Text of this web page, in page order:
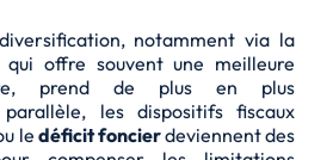
notamment via la
qui offre souvent une meilleure
prend de plus en plus
les dispositifs fiscaux
le déficit foncierdeviennent des